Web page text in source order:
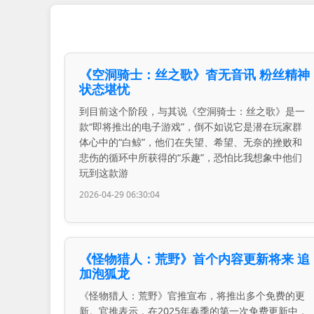
《空洞骑士：丝之歌》杳无音讯 粉丝精神
状态堪忧
到目前这个阶段，与其说《空洞骑士：丝之歌》是一
款“即将推出的电子游戏”，倒不如说它是潜在玩家群
体心中的“白鲸”，他们在失望、希望、无奈的挫败和
悲伤的循环中所获得的“乐趣”，恐怕比我想象中他们
玩到这款游
2026-04-29 06:30:04
《怪物猎人：荒野》首个内容更新将来 追
加泡狐龙
《怪物猎人：荒野》官推宣布，将推出多个免费的更
新。官推表示，在2025年春季的第一次免费更新中，